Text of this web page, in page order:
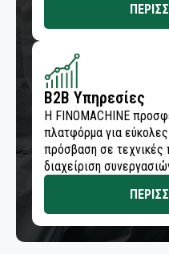
ΑΛΟΙΦΕΣ ΓΥΑΛΙΣΜΑΤΟΣ
ΓΟΥΝΕΣ ΓΥΑΛΙΣΜΑΤΟΣ
ΕΠΙΣΚΕΥΗ ΦΑΝΑΡΙΩΝ
ΣΦΟΥΓΓΑΡΙΑ ΓΥΑΛΙΣΜΑΤΟΣ
ΚΑΘΑΡΙΣΜΟΣ - ΠΡΟΕΡΓΑΣΙΑ
ΕΞΑΡΤΗΜΑΤΑ ΚΑΜΠΙΝΑΣ
ΠΡΟΪΟΝΤΑ ΝΑΥΤΙΛΙΑΣ -
ΕΞΟΠΛΙΣΜΟΣ ΒΑΦΕΙΩΝ -
ΚΟΠΗ & ΔΙΑΜΟΡΦΩΣΗ
ΕΠΕΞΕΡΓΑΣΙΑ ΞΥΛΟΥ
B2B Υπηρεσίες
Η FINOMACHINE
πλατφόρμα για
πρόσβαση σε τεχνικές
διαχείριση